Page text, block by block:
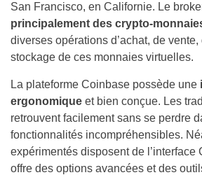
San Francisco, en Californie. Le
principalement des crypto-
diverses opérations d’achat, de vente,
stockage de ces monnaies virtuelles.
La plateforme Coinbase possède une
ergonomique et bien conçue. Les
retrouvent facilement sans se perdre
fonctionnalités incompréhensibles.
expérimentés disposent de l’interface
offre des options avancées et des